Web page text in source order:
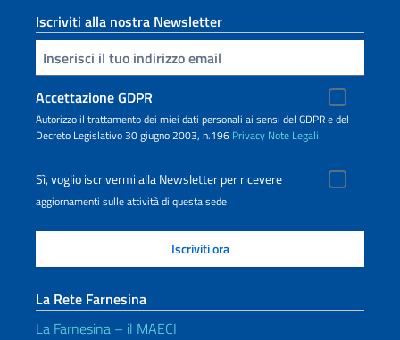
Iscriviti alla nostra Newsletter
Inserisci la tua email
Accettazione GDPR
Autorizzo il trattamento dei miei dati personali ai sensi del GDPR e del
Decreto Legislativo 30 giugno 2003, n.196 Privacy Note Legali
Sì, voglio iscrivermi alla Newsletter per ricevere
aggiornamenti sulle attività di questa sede
La Rete Farnesina
La Farnesina – il MAECI